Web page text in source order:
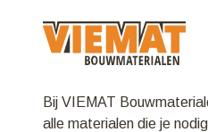
Bij VIEMAT
alle materialen die je